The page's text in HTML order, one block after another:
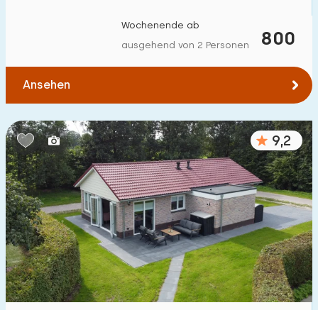
800
Wochenende ab
ausgehend von 2 Personen
Ansehen
9,2